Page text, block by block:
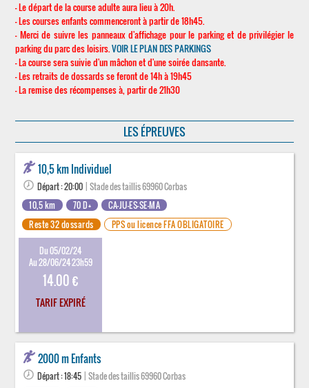
- Le départ de la course adulte aura lieu à 20h.
- Les courses enfants commenceront à partir de 18h45.
- Merci de suivre les panneaux d'affichage pour le parking et de privilégier le
parking du parc des loisirs.VOIR LE PLAN DES PARKINGS
- La course sera suivie d'un mâchon et d'une soirée dansante.
- Les retraits de dossards se feront de 14h à 19h45
- La remise des récompenses à, partir de 21h30
LES ÉPREUVES
10,5 km Individuel
Départ : 20:00 | Stade des taillis 69960 Corbas
10,5 km
70 D+
CA-JU-ES-SE-MA
Reste 32 dossards
PPS ou licence FFA OBLIGATOIRE
Du 05/02/24
Au 28/06/24 23h59
14.00 €
TARIF EXPIRÉ
2000 m Enfants
Départ : 18:45 | Stade des taillis 69960 Corbas